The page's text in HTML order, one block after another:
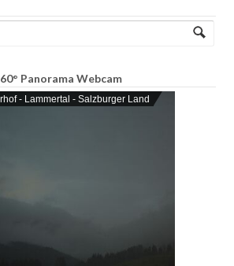
Panorama Webcam
- Lammertal - Salzburger Land